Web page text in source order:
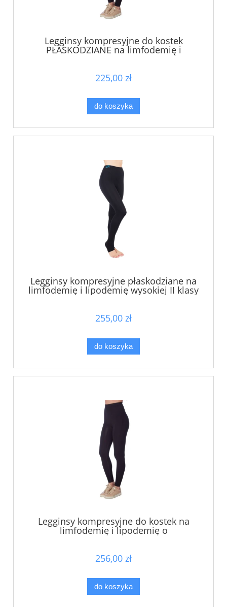
Legginsy kompresyjne do kostek
PŁASKODZIANE na limfodemię i
lipodemię I klasy kompresji, ucisk 15-20
prod. CzSalus
225,00 zł
do koszyka
Legginsy kompresyjne płaskodziane na
limfodemię i lipodemię wysokiej II klasy
kompresji, ucisk 25-30mmHg - prod.
255,00 zł
do koszyka
Legginsy kompresyjne do kostek na
limfodemię i lipodemię o
zmodyfikowanym splocie wysokiej II
czarne - CzSalus
256,00 zł
do koszyka